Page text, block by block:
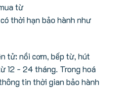
từ
thời hạn bảo hành như
tử: nồi cơm, bếp từ, hút
12 - 24 tháng. Trong hoá
tin thời gian bảo hành